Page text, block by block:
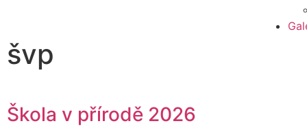
švp
Škola v přírodě 2026